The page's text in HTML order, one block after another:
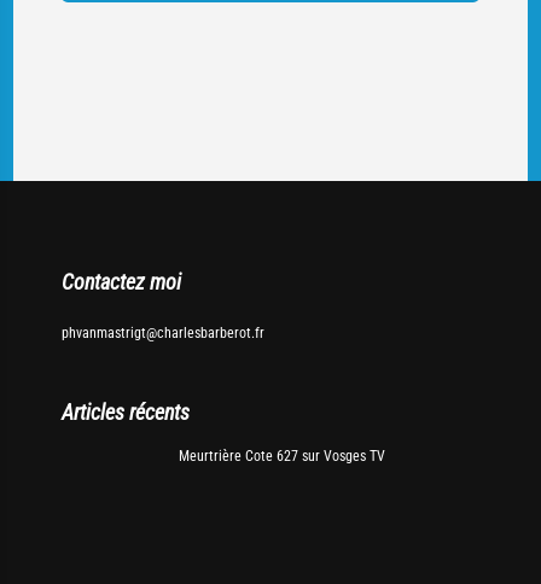
Contactez moi
phvanmastrigt@charlesbarberot.fr
Articles récents
Meurtrière Cote 627 sur Vosges TV